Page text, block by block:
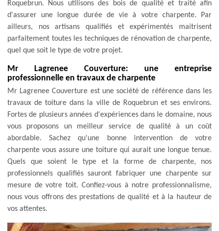
Roquebrun. Nous utilisons des bois de qualité et traité afin
d'assurer une longue durée de vie à votre charpente. Par
ailleurs, nos artisans qualifiés et expérimentés maitrisent
parfaitement toutes les techniques de rénovation de charpente,
quel que soit le type de votre projet.
Mr Lagrenee Couverture: une entreprise
professionnelle en travaux de charpente
Mr Lagrenee Couverture est une société de référence dans les
travaux de toiture dans la ville de Roquebrun et ses environs.
Fortes de plusieurs années d'expériences dans le domaine, nous
vous proposons un meilleur service de qualité à un coût
abordable. Sachez qu'une bonne intervention de votre
charpente vous assure une toiture qui aurait une longue tenue.
Quels que soient le type et la forme de charpente, nos
professionnels qualifiés sauront fabriquer une charpente sur
mesure de votre toit. Confiez-vous à notre professionnalisme,
nous vous offrons des prestations de qualité et à la hauteur de
vos attentes.